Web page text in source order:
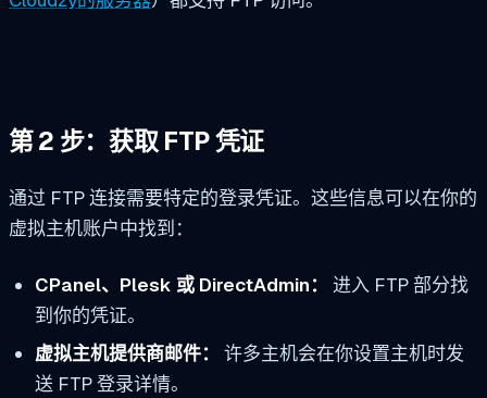
第 2 步：获取 FTP 凭证
通过 FTP 连接需要特定的登录凭证。这些信息可以在你的
虚拟主机账户中找到：
CPanel、Plesk 或 DirectAdmin：
进入 FTP 部分找
到你的凭证。
虚拟主机提供商邮件：
许多主机会在你设置主机时发
送 FTP 登录详情。